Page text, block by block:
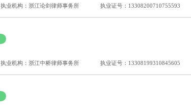
执业机构：浙江论剑律师事务所 执业证号：13308200710755593
执业机构：浙江中桥律师事务所 执业证号：13308199310845605